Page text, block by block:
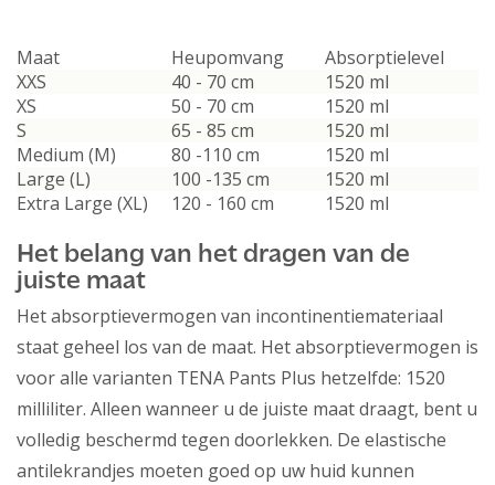
Maat Heupomvang
Absorptielevel
XXS
40 - 70 cm
1520 ml
XS
50 - 70 cm
1520 ml
S
65 - 85 cm
1520 ml
Medium (M)
80 -110 cm
1520 ml
Large (L)
100 -135 cm
1520 ml
Extra Large (XL)
120 - 160 cm 1520 ml
Het belang van het dragen van de
juiste maat
Het absorptievermogen van incontinentiemateriaal
staat geheel los van de maat. Het absorptievermogen is
voor alle varianten TENA Pants Plus hetzelfde: 1520
milliliter. Alleen wanneer u de juiste maat draagt, bent u
volledig beschermd tegen doorlekken. De elastische
antilekrandjes moeten goed op uw huid kunnen